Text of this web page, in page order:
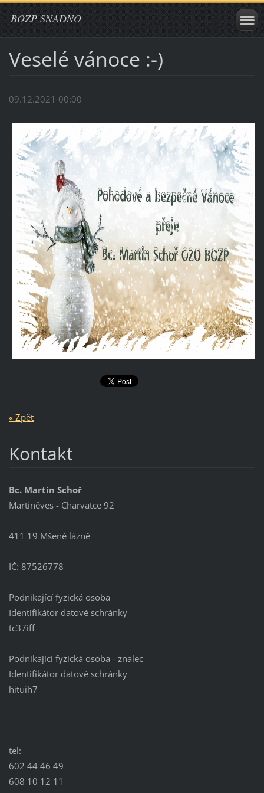
BOZP SNADNO
Veselé vánoce :-)
09.12.2021 00:00
« Zpět
Kontakt
Bc. Martin Schoř
Martiněves - Charvatce 92
411 19 Mšené lázně
IČ: 87526778
Podnikající fyzická osoba
Identifikátor datové schránky
tc37iff
Podnikající fyzická osoba - znalec
Identifikátor datové schránky
hituih7
tel:
602 44 46 49
608 10 12 11